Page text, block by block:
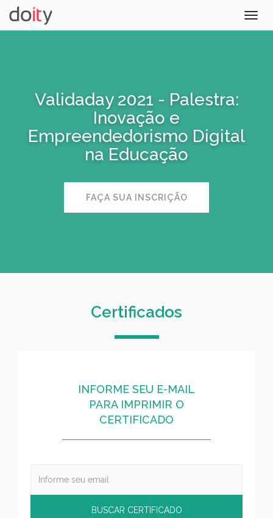
Validaday 2021 - Palestra:
Inovação e
Empreendedorismo Digital
na Educação
FAÇA SUA INSCRIÇÃO
Certificados
INFORME SEU E-MAIL
PARA IMPRIMIR O
CERTIFICADO